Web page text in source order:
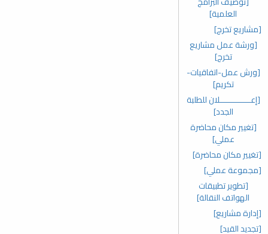
العلمية]
[مشاريع تخرج]
[ورشة عمل مشاريع
تخرج]
[ورش عمل-اتفاقيات-
تكريم]
[إعـــــــــــــلان للطلبة
الجدد]
[تغيير مكان محاضرة
عملي]
[تغيير مكان محاضرة]
[مجموعة عملي]
[تطوير تطبيقات
الهواتف النقالة]
[إدارة مشاريع]
[تجديد القيد]